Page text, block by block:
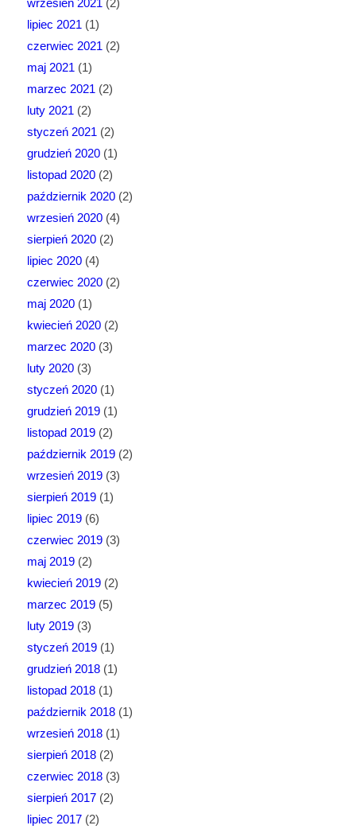
wrzesień 2021(2)
lipiec 2021(1)
czerwiec 2021(2)
maj 2021(1)
marzec 2021(2)
luty 2021(2)
styczeń 2021(2)
grudzień 2020(1)
listopad 2020(2)
październik 2020(2)
wrzesień 2020(4)
sierpień 2020(2)
lipiec 2020(4)
czerwiec 2020(2)
maj 2020(1)
kwiecień 2020(2)
marzec 2020(3)
luty 2020(3)
styczeń 2020(1)
grudzień 2019(1)
listopad 2019(2)
październik 2019(2)
wrzesień 2019(3)
sierpień 2019(1)
lipiec 2019(6)
czerwiec 2019(3)
maj 2019(2)
kwiecień 2019(2)
marzec 2019(5)
luty 2019(3)
styczeń 2019(1)
grudzień 2018(1)
listopad 2018(1)
październik 2018(1)
wrzesień 2018(1)
sierpień 2018(2)
czerwiec 2018(3)
sierpień 2017(2)
lipiec 2017(2)